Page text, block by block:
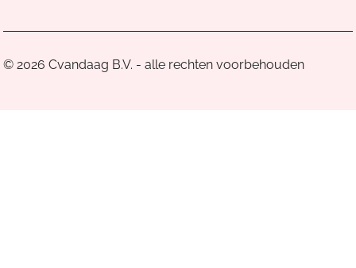
© 2026 Cvandaag B.V. - alle rechten voorbehouden